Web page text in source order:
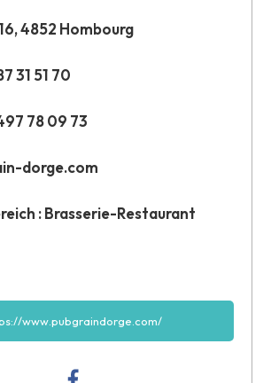
4852 Hombourg
31 51 70
78 09 73
dorge.com
: Brasserie-Restaurant
www.pubgraindorge.com/